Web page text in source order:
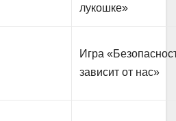
лукошке»
Игра
зависит от нас»